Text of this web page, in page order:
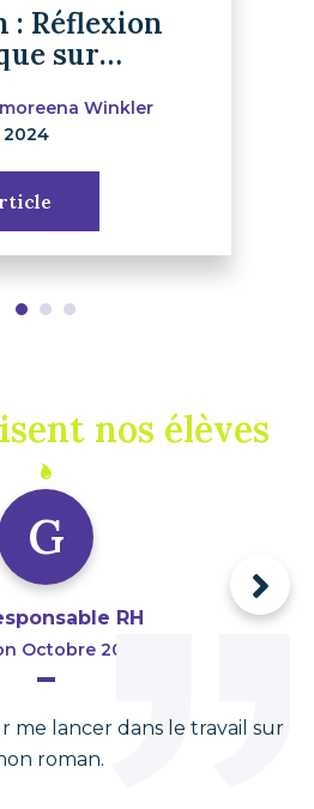
: Réflexion
sur
Winkler
2024
nos élèves
G
RH
Octobre 2025
me lancer dans le travail sur
roman.